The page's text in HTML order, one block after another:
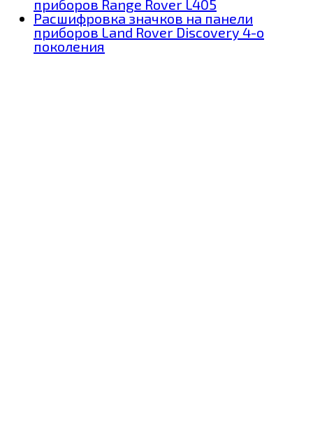
приборов Range Rover L405
Расшифровка значков на панели
приборов Land Rover Discovery 4-о
поколения